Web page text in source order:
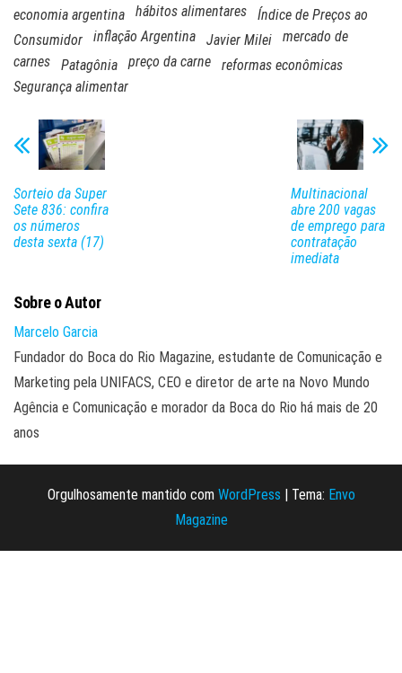
economia argentina
hábitos alimentares
Índice de Preços ao
Consumidor
inflação Argentina Javier Milei
mercado de
carnes
Patagônia preço da carne
reformas econômicas
Segurança alimentar
Sorteio da Super
Sete 836: confira
os números
desta sexta (17)
Multinacional
abre 200 vagas
de emprego para
contratação
imediata
Sobre o Autor
Marcelo Garcia
Fundador do Boca do Rio Magazine, estudante de Comunicação e
Marketing pela UNIFACS, CEO e diretor de arte na Novo Mundo
Agência e Comunicação e morador da Boca do Rio há mais de 20
anos
Orgulhosamente mantido com WordPress | Tema: Envo
Magazine